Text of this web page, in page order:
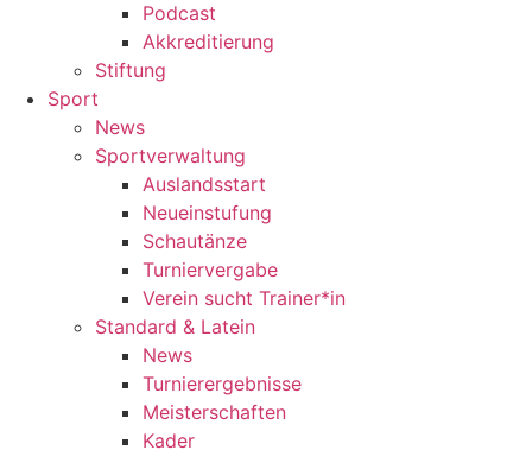
Podcast
Akkreditierung
Stiftung
Sport
News
Sportverwaltung
Auslandsstart
Neueinstufung
Schautänze
Turniervergabe
Verein sucht Trainer*in
Standard & Latein
News
Turnierergebnisse
Meisterschaften
Kader